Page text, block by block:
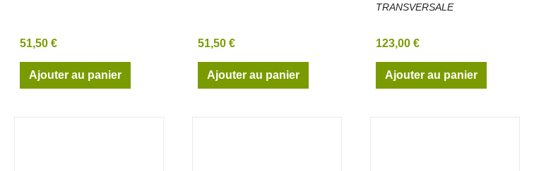
51,50 €
Ajouter au panier
51,50 €
Ajouter au panier
TRANSVERSALE
123,00 €
Ajouter au panier